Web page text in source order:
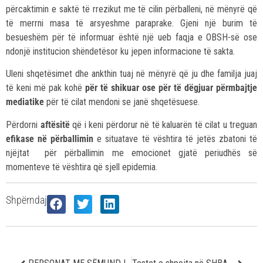
përcaktimin e saktë të rrezikut me të cilin përballeni, në mënyrë që
të merrni masa të arsyeshme paraprake. Gjeni një burim të
besueshëm për të informuar është një ueb faqja e OBSH-së ose
ndonjë institucion shëndetësor ku jepen informacione të sakta.
Uleni shqetësimet dhe ankthin tuaj në mënyrë që ju dhe familja juaj
të keni më pak kohë për të shikuar ose për të dëgjuar përmbajtje
mediatike për të cilat mendoni se janë shqetësuese.
Përdorni aftësitë që i keni përdorur në të kaluarën të cilat u treguan
efikase në përballimin e situatave të vështira të jetës zbatoni të
njëjtat për përballimin me emocionet gjatë periudhës së
momenteve të vështira që sjell epidemia.
Shpërndaj